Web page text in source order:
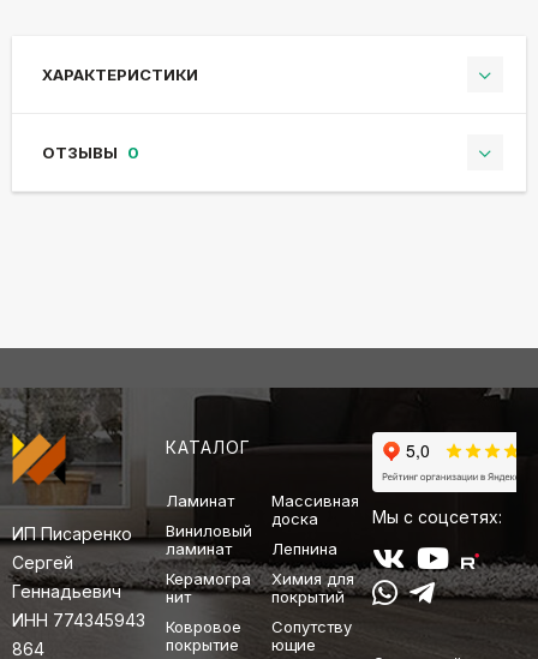
ХАРАКТЕРИСТИКИ
ОТЗЫВЫ 0
ИП Писаренко
Сергей
Геннадьевич
ИНН 774345943
864
КАТАЛОГ
Ламинат
Виниловый
ламинат
Керамогра
нит
Ковровое
покрытие
Массивная
доска
Лепнина
Химия для
покрытий
Сопутству
ющие
Мы с соцсетях: